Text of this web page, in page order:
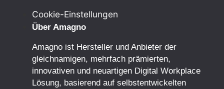
Cookie-Einstellungen
Über Amagno
Amagno ist Hersteller und Anbieter der
gleichnamigen, mehrfach prämierten,
innovativen und neuartigen Digital Workplace
Lösung, basierend auf selbstentwickelten